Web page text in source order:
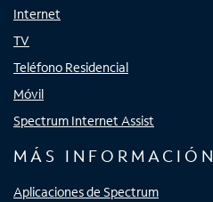
Internet
TV
Teléfono Residencial
Móvil
Spectrum Internet Assist
MÁS INFORMACIÓN
Aplicaciones de Spectrum